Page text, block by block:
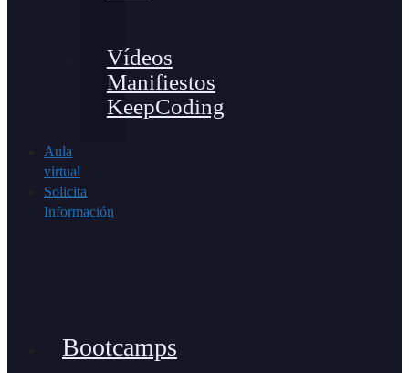
Vídeos
Manifiestos
KeepCoding
Aula
virtual
Solicita
Información
Bootcamps